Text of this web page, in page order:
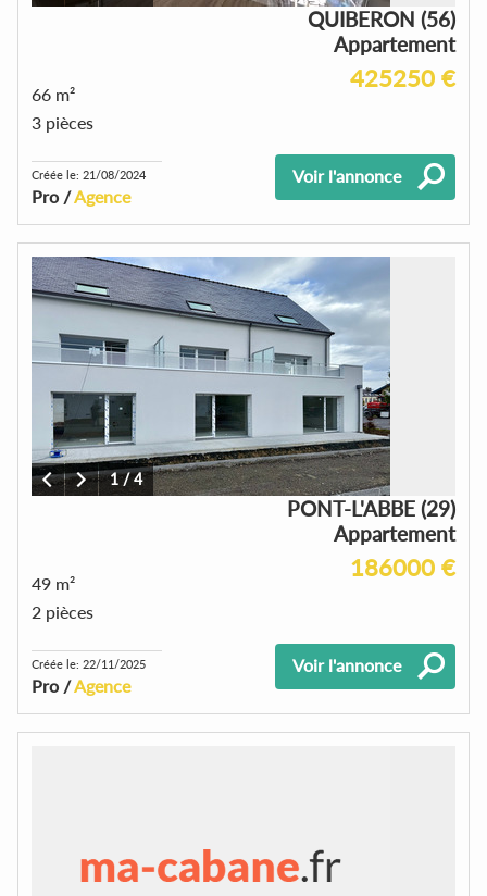
QUIBERON (56)
Appartement
425250 €
66 m²
3 pièces
Créée le: 21/08/2024
Pro /Agence
Voir l'annonce
1/4
PONT-L'ABBE (29)
Appartement
186000 €
49 m²
2 pièces
Créée le: 22/11/2025
Pro /Agence
Voir l'annonce